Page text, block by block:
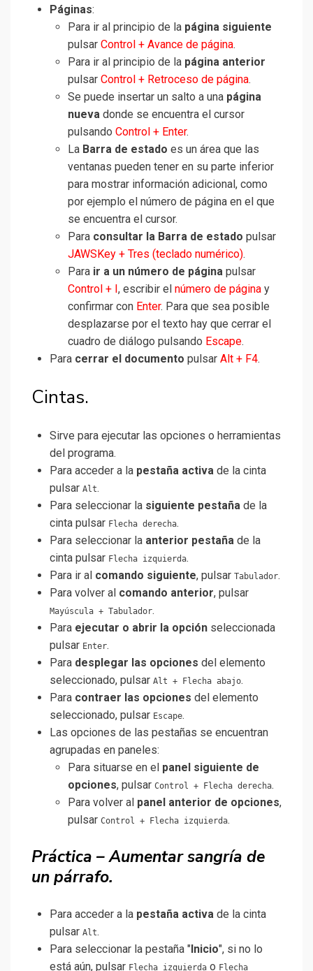
Páginas:
Para ir al principio de la página siguiente
pulsar Control + Avance de página.
Para ir al principio de la página anterior
pulsar Control + Retroceso de página.
Se puede insertar un salto a una página
nueva donde se encuentra el cursor
pulsando Control + Enter.
La Barra de estado es un área que las
ventanas pueden tener en su parte inferior
para mostrar información adicional, como
por ejemplo el número de página en el que
se encuentra el cursor.
Para consultar la Barra de estado pulsar
JAWSKey + Tres (teclado numérico).
Para ir a un número de página pulsar
Control + I , escribir el número de página y
confirmar con Enter. Para que sea posible
desplazarse por el texto hay que cerrar el
cuadro de diálogo pulsando Escape.
Para cerrar el documento pulsar Alt + F4.
Cintas.
Sirve para ejecutar las opciones o herramientas
del programa.
Para acceder a la pestaña activa de la cinta
pulsar Alt.
Para seleccionar la siguiente pestaña de la
cinta pulsar Flecha derecha.
Para seleccionar la anterior pestaña de la
cinta pulsar Flecha izquierda.
Para ir al comando siguiente, pulsar Tabulador.
Para volver al comando anterior, pulsar
Mayúscula + Tabulador.
Para ejecutar o abrir la opción seleccionada
pulsar Enter.
Para desplegar las opciones del elemento
seleccionado, pulsar Alt + Flecha abajo.
Para contraer las opciones del elemento
seleccionado, pulsar Escape.
Las opciones de las pestañas se encuentran
agrupadas en paneles:
Para situarse en el panel siguiente de
opciones, pulsar Control + Flecha derecha.
Para volver al panel anterior de opciones,
pulsar Control + Flecha izquierda.
Práctica – Aumentar sangría de
un párrafo.
Para acceder a la pestaña activa de la cinta
pulsar Alt.
Para seleccionar la pestaña " Inicio", si no lo
está aún, pulsar Flecha izquierda o Flecha